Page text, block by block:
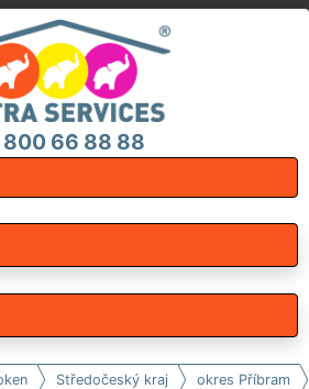
800 66 88 88
Středočeský kraj okres Příbram